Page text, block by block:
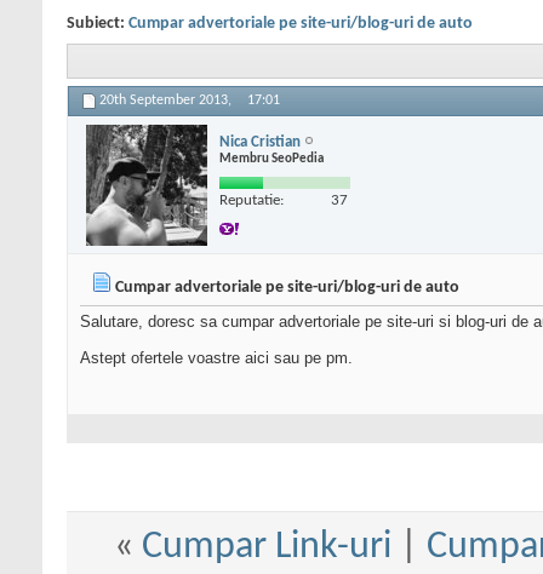
Subiect: Cumpar advertoriale pe site-uri/blog-uri de auto
20th September 2013, 17:01
Nica Cristian
Membru SeoPedia
Reputatie: 37
Cumpar advertoriale pe site-uri/blog-uri de auto
Salutare, doresc sa cumpar advertoriale pe site-uri si blog-uri de
Astept ofertele voastre aici sau pe pm.
« Cumpar Link-uri